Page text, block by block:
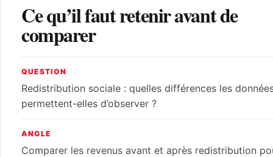
Ce qu’il faut retenir avant de
comparer
QUESTION
Redistribution sociale : quelles différences les
permettent-elles d’observer ?
ANGLE
Comparer les revenus avant et après redistribution